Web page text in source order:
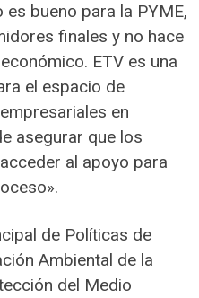
bueno para la PYME,
finales y no hace
ETV es una
el espacio de
en
asegurar que los
al apoyo para
de Políticas de
Ambiental de la
del Medio